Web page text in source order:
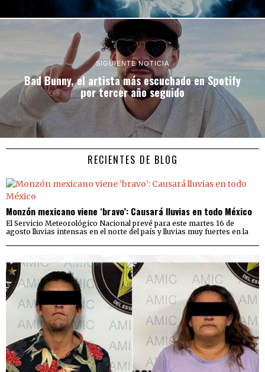
SIGUIENTE NOTICIA
Bad Bunny, el artista más escuchado en Spotify
por tercer año seguido
RECIENTES DE BLOG
Monzón mexicano viene ‘bravo’: Causará lluvias en todo México
El Servicio Meteorológico Nacional prevé para este martes 16 de
agosto lluvias intensas en el norte del país y lluvias muy fuertes en la